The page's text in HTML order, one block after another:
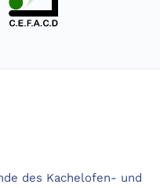
des Kachelofen- und